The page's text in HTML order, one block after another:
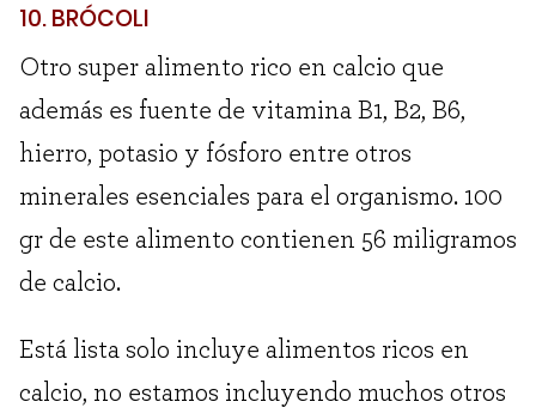
10. BRÓCOLI
Otro super alimento rico en calcio que
además es fuente de vitamina B1, B2, B6,
hierro, potasio y fósforo entre otros
minerales esenciales para el organismo. 100
gr de este alimento contienen 56 miligramos
de calcio.
Está lista solo incluye alimentos ricos en
calcio, no estamos incluyendo muchos otros